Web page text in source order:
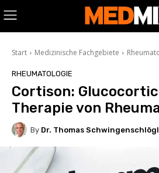
Start Medizinische Fachgebiete
RHEUMATOLOGIE
Cortison:
Therapie von
By Dr. Thomas Schwingenschlögl